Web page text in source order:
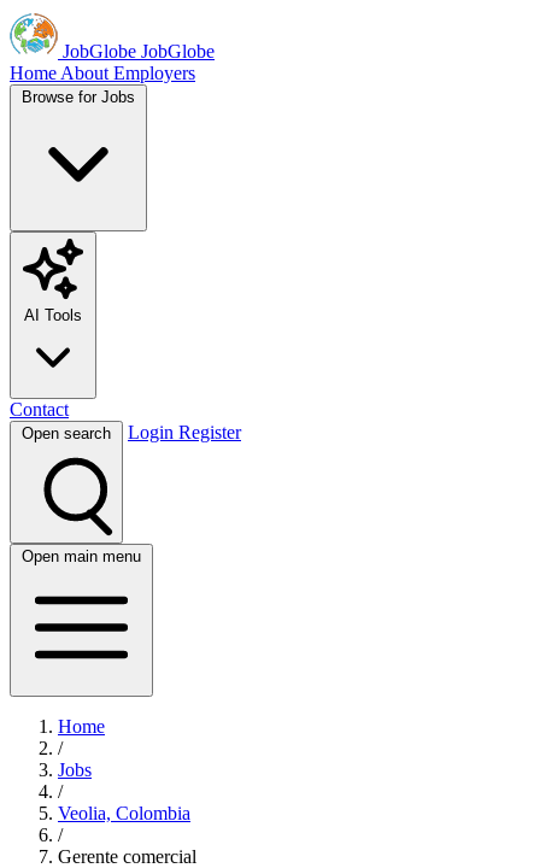
JobGlobe JobGlobe
Home About Employers
Browse for Jobs
AI Tools
Contact
Open search Login Register
Open main menu
Home
/
Jobs
/
Veolia, Colombia
/
Gerente comercial